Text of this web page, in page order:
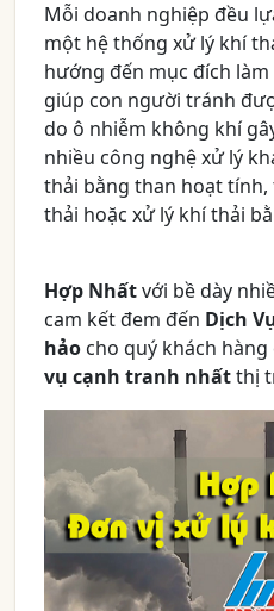
Mỗi doanh nghiệp đều
một hệ thống xử lý khí
hướng đến mục đích
giúp con người tránh
do ô nhiễm không khí
nhiều công nghệ xử lý
thải bằng than hoạt
thải hoặc xử lý khí thải
Hợp Nhấtvới bề dày
cam kết đem đến Dịch
hảo cho quý khách hàng
vụ cạnh tranh nhấtthị